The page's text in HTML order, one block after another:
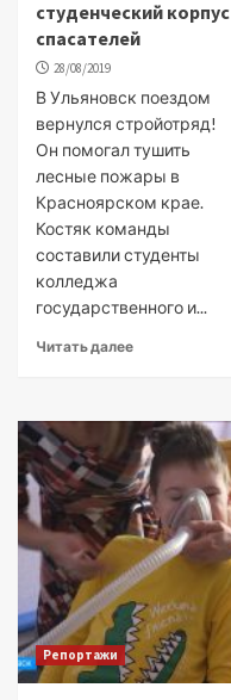
студенческий корпус
спасателей
28/08/2019
В Ульяновск поездом
вернулся стройотряд!
Он помогал тушить
лесные пожары в
Красноярском крае.
Костяк команды
составили студенты
колледжа
государственного и...
Читать далее
Репортажи